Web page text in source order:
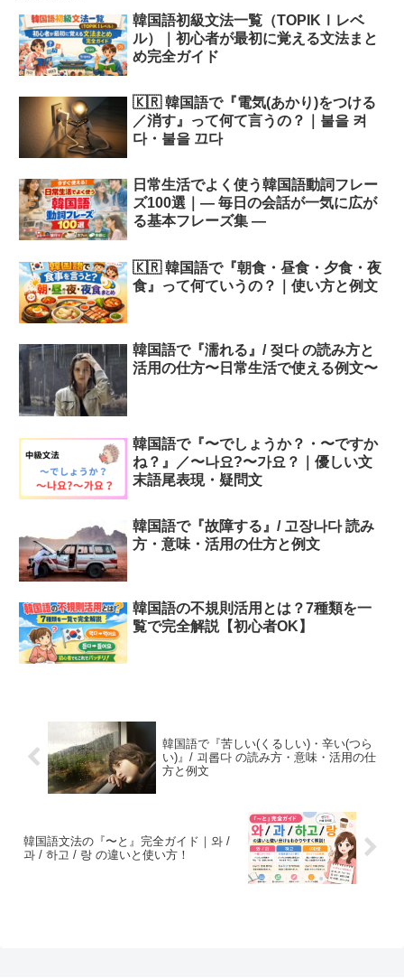
韓国語初級文法一覧（TOPIKⅠレベ
ル）｜初心者が最初に覚える文法まと
め完全ガイド
🇰🇷 韓国語で『電気(あかり)をつける
／消す』って何て言うの？｜불을 켜
다・불을 끄다
日常生活でよく使う韓国語動詞フレー
ズ100選｜― 毎日の会話が一気に広が
る基本フレーズ集 ―
🇰🇷 韓国語で『朝食・昼食・夕食・夜
食』って何ていうの？｜使い方と例文
韓国語で『濡れる』/ 젖다 の読み方と
活用の仕方〜日常生活で使える例文〜
韓国語で『〜でしょうか？・〜ですか
ね？』／〜나요?〜가요？｜優しい文
末語尾表現・疑問文
韓国語で『故障する』/ 고장나다 読み
方・意味・活用の仕方と例文
韓国語の不規則活用とは？7種類を一
覧で完全解説【初心者OK】
韓国語で『苦しい(くるしい)・辛い(つら
い)』/ 괴롭다 の読み方・意味・活用の仕
方と例文
韓国語文法の『〜と』完全ガイド｜와 /
과 / 하고 / 랑 の違いと使い方！